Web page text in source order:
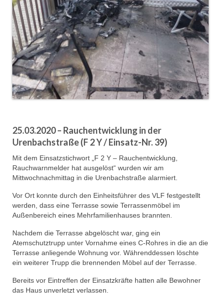
25.03.2020 – Rauchentwicklung in der
Urenbachstraße (F 2 Y / Einsatz-Nr. 39)
Mit dem Einsatzstichwort „F 2 Y – Rauchentwicklung,
Rauchwarnmelder hat ausgelöst“ wurden wir am
Mittwochnachmittag in die Urenbachstraße alarmiert.
Vor Ort konnte durch den Einheitsführer des VLF festgestellt
werden, dass eine Terrasse sowie Terrassenmöbel im
Außenbereich eines Mehrfamilienhauses brannten.
Nachdem die Terrasse abgelöscht war, ging ein
Atemschutztrupp unter Vornahme eines C-Rohres in die an die
Terrasse anliegende Wohnung vor. Währenddessen löschte
ein weiterer Trupp die brennenden Möbel auf der Terrasse.
Bereits vor Eintreffen der Einsatzkräfte hatten alle Bewohner
das Haus unverletzt verlassen.